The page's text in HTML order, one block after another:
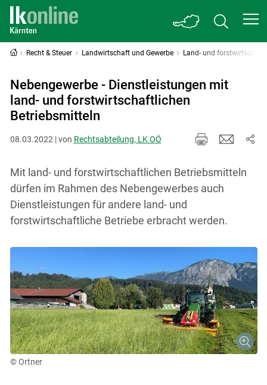
Recht & Steuer Landwirtschaft und Gewerbe Land- und
Nebengewerbe - Dienstleistungen mit
land- und forstwirtschaftlichen
Betriebsmitteln
08.03.2022 | von Rechtsabteilung, LK OÖ
Mit land- und forstwirtschaftlichen Betriebsmitteln
dürfen im Rahmen des Nebengewerbes auch
Dienstleistungen für andere land- und
forstwirtschaftliche Betriebe erbracht werden.
© Ortner